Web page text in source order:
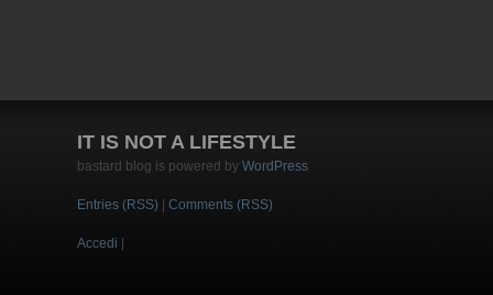
IT IS NOT A LIFESTYLE
bastard blog is powered by WordPress
Entries (RSS) Comments (RSS)
Accedi